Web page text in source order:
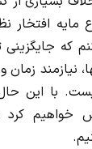
افتخار
که جایگزینی
زمان
با این
خواهیم